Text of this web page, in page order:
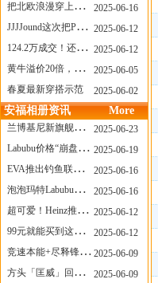
把北欧浪漫穿上脚，Cecilie Bahnsen x ASICS
2025-06-16
JJJJound这次把PUMA改得好安静
2025-06-12
124.2万成交！还有什么是Labubu做不到的？
2025-06-12
黄牛溢价20倍，「Labubu」3.0市价大盘点！假货比正品还贵...
2025-06-05
春夏最新穿搭示范
2025-06-02
安福相册资讯 More
兰博基尼新旗舰曝光？这台顶级超跑或将在8月登场
2025-06-23
Labubu价格“崩盘”？618当日泡泡玛特预售补货量超200W！
2025-06-19
EVA推出钓鱼联名套装，初号机也能当“假饵”？
2025-06-16
泡泡玛特Labubu新品发售上演“拳王争霸”......
2025-06-16
超可爱！Heinz推出星之卡比合作款番茄酱！
2025-06-12
99元就能买到这样颜值的太阳镜？优衣库夏季墨镜系列
2025-06-12
竞速本能+尽释锋芒——罗杰杜彼Roger+Dubuis王者竞速系列飞返计时码表燃擎赛道
2025-06-09
方头「匡威」回归！日系简约里的小心思
2025-06-09